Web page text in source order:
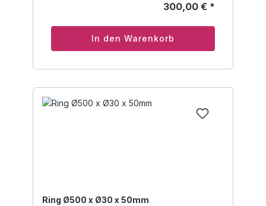
300,00 € *
In den Warenkorb
Ring Ø500 x Ø30 x 50mm